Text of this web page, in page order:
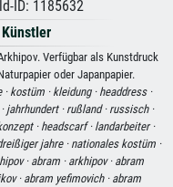
ID: 1185632
Verfügbar als Kunstdruck
oder Japanpapier.
·kostüm · kleidung · headdress ·
jahrhundert · rußland · russisch ·
· headscarf · landarbeiter ·
jahre · nationales kostüm ·
·abram · arkhipov · abram
· abram yefimovich · abram